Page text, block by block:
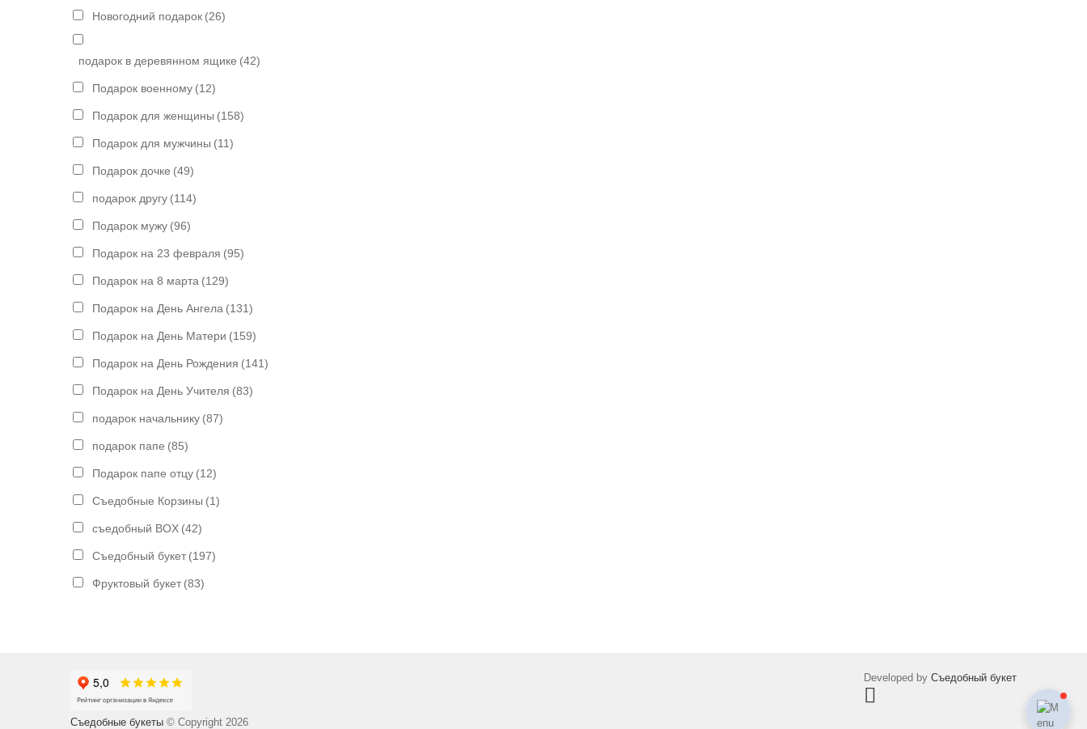
Новогодний подарок (26)
подарок в деревянном ящике (42)
Подарок военному (12)
Подарок для женщины (158)
Подарок для мужчины (11)
Подарок дочке (49)
подарок другу (114)
Подарок мужу (96)
Подарок на 23 февраля (95)
Подарок на 8 марта (129)
Подарок на День Ангела (131)
Подарок на День Матери (159)
Подарок на День Рождения (141)
Подарок на День Учителя (83)
подарок начальнику (87)
подарок папе (85)
Подарок папе отцу (12)
Съедобные Корзины (1)
съедобный BOX (42)
Съедобный букет (197)
Фруктовый букет (83)
Съедобные букеты © Copyright 2026
Developed by Съедобный букет